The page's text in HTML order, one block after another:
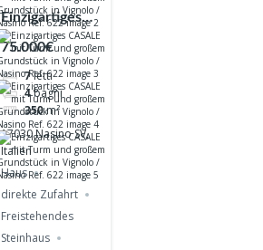
Einzigartiges
CASALE mit
Turm und
großem
Grundstück in
Vignolo /
Nasino Ref. 622
75.000€
7letti
4bagni
350m²
17030 Nasino SV,
Italien
Haus
direkte Zufahrt
Freistehendes
Steinhaus